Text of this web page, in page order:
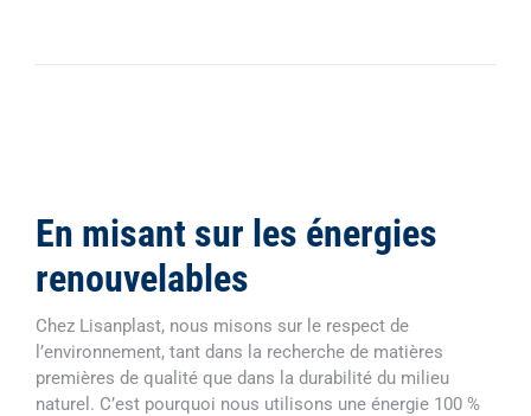
En misant sur les énergies
renouvelables
Chez Lisanplast, nous misons sur le respect de
l’environnement, tant dans la recherche de matières
premières de qualité que dans la durabilité du milieu
naturel. C’est pourquoi nous utilisons une énergie 100 %